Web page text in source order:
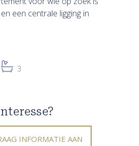
een centrale ligging in
3
INFORMATIE AAN